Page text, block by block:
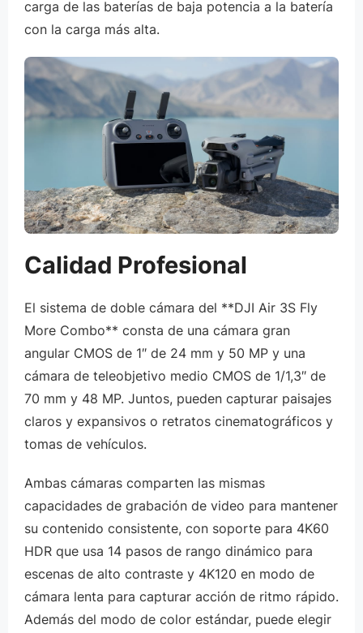
carga de las baterías de baja potencia a la batería
con la carga más alta.
Calidad Profesional
El sistema de doble cámara del **DJI Air 3S Fly
More Combo** consta de una cámara gran
angular CMOS de 1″ de 24 mm y 50 MP y una
cámara de teleobjetivo medio CMOS de 1/1,3″ de
70 mm y 48 MP. Juntos, pueden capturar paisajes
claros y expansivos o retratos cinematográficos y
tomas de vehículos.
Ambas cámaras comparten las mismas
capacidades de grabación de video para mantener
su contenido consistente, con soporte para 4K60
HDR que usa 14 pasos de rango dinámico para
escenas de alto contraste y 4K120 en modo de
cámara lenta para capturar acción de ritmo rápido.
Además del modo de color estándar, puede elegir